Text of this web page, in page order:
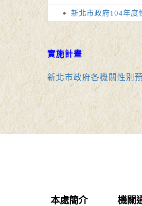
新北市政府104年度
實施計畫
新北市政府各機關性別
本處簡介 機關